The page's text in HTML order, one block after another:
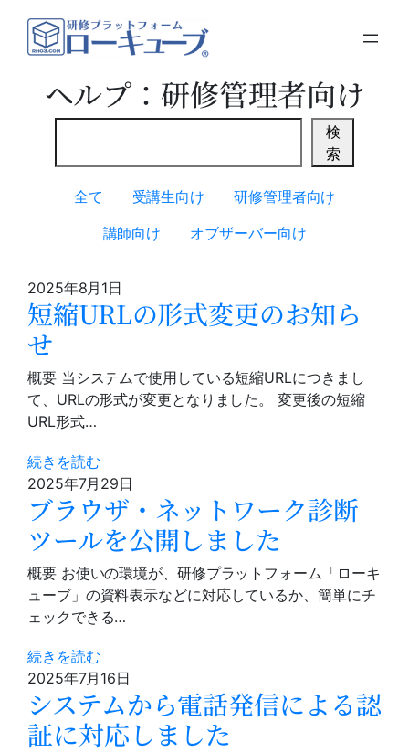
ヘルプ：研修管理者向け
検
索
全て 受講生向け
研修管理者向け
講師向け
オブザーバー向け
2025年8月1日
短縮URLの形式変更のお知ら
せ
概要 当システムで使用している短縮URLにつきまし
て、URLの形式が変更となりました。 変更後の短縮
URL形式…
続きを読む
2025年7月29日
ブラウザ・ネットワーク診断
ツールを公開しました
概要 お使いの環境が、研修プラットフォーム「ローキ
ューブ」の資料表示などに対応しているか、簡単にチ
ェックできる…
続きを読む
2025年7月16日
システムから電話発信による認
証に対応しました